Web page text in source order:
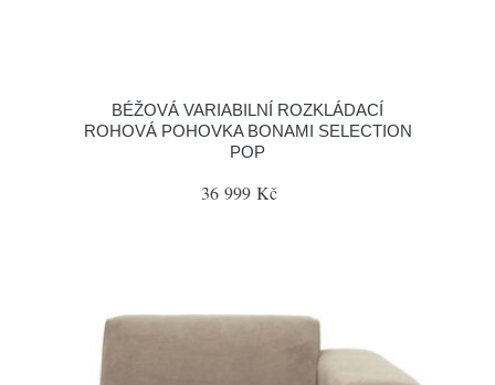
BÉŽOVÁ VARIABILNÍ ROZKLÁDACÍ
ROHOVÁ POHOVKA BONAMI SELECTION
POP
36 999 Kč